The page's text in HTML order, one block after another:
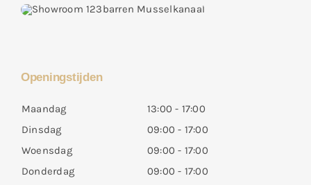
Openingstijden
Maandag
13:00 - 17:00
Dinsdag
09:00 - 17:00
Woensdag
09:00 - 17:00
Donderdag
09:00 - 17:00